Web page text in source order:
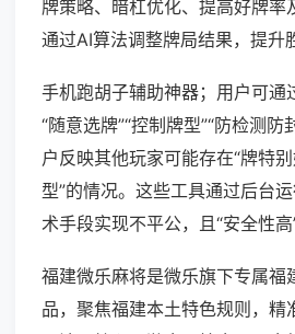
牌策略、暗杠优化、提高好牌率
通过AI算法调整牌局结果，提升
手机跑胡子辅助神器；用户可通
“随意选牌”“控制牌型”“防检测防
户反映其他玩家可能存在“牌特
型”的情况。这些工具通过后台
术手段实现不平公，且“安全性高
福建微乐麻将是微乐旗下专属福
品，聚焦福建本土特色规则，精